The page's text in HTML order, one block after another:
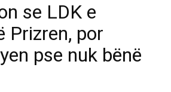
se LDK e
Prizren, por
pse nuk bënë